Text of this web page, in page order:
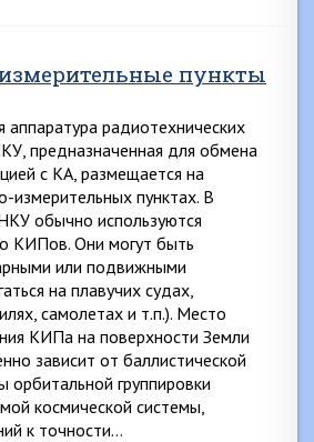
пункты
аппаратура радиотехнических
предназначенная для обмена
с КА, размещается на
измерительных пунктах. В
обычно используются
КИПов. Они могут быть
или подвижными
на плавучих судах,
самолетах и т.п.). Место
КИПа на поверхности Земли
зависит от баллистической
орбитальной группировки
космической системы,
к точности…